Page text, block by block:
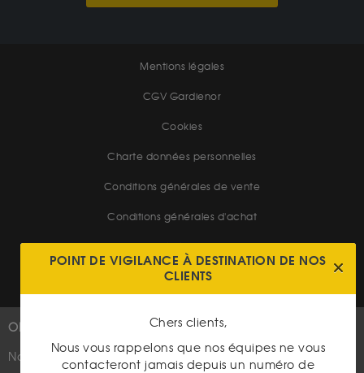
Mentions légales
CGV Gardienor
Cookies
Charte données personnelles
Conditions générales de vente
Conditions générales d'achat
OR
Nouveautés
PLUS D'INFOS
Suivez-nous
POINT DE VIGILANCE À DESTINATION DE NOS
CLIENTS
Chers clients,
Nous vous rappelons que nos équipes ne vous
contacteront jamais depuis un numéro de